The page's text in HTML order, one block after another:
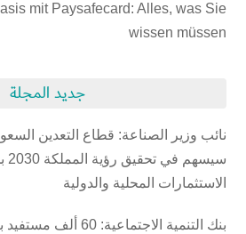
mit Paysafecard: Alles, was Sie
wissen müssen
جديد المجلة
نائب وزير الصناعة: قطاع التعدين
الاستثمارات المحلية والدولية
بنك التنمية الاجتماعية: 60